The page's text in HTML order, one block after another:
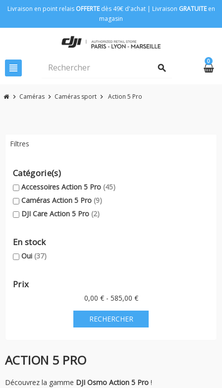
Livraison en point relais OFFERTEdès 49€ d'achat | Livraison GRATUITEen
magasin
view_headline search
0
chevron_right Caméras chevron_right Caméras sport chevron_right Action 5 Pro
Filtres
Catégorie(s)
Accessoires Action 5 Pro (45)
Caméras Action 5 Pro (9)
DJI Care Action 5 Pro (2)
En stock
Oui (37)
Prix
0,00 € - 585,00 €
ACTION 5 PRO
Découvrez la gamme DJI Osmo Action 5 Pro !